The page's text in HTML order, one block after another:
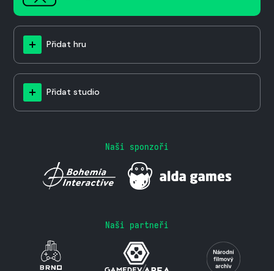
Přidat hru
Přidat studio
Naši sponzoři
Naši partneři